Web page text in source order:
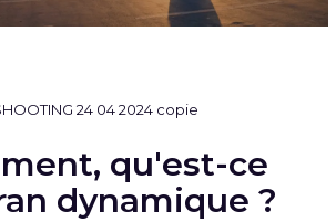
qu'est-ce
dynamique ?